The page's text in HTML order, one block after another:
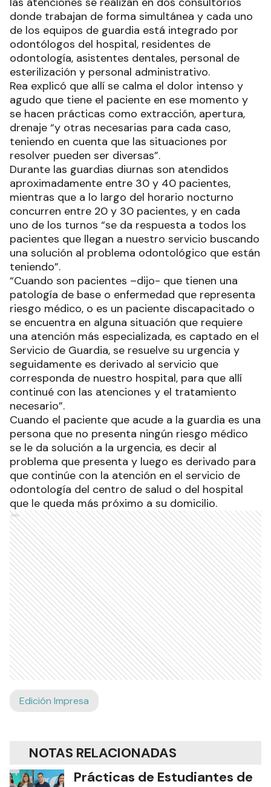
donde trabajan de forma simultánea y cada uno
de los equipos de guardia está integrado por
odontólogos del hospital, residentes de
odontología, asistentes dentales, personal de
esterilización y personal administrativo.
Rea explicó que allí se calma el dolor intenso y
agudo que tiene el paciente en ese momento y
se hacen prácticas como extracción, apertura,
drenaje “y otras necesarias para cada caso,
teniendo en cuenta que las situaciones por
resolver pueden ser diversas”.
Durante las guardias diurnas son atendidos
aproximadamente entre 30 y 40 pacientes,
mientras que a lo largo del horario nocturno
concurren entre 20 y 30 pacientes, y en cada
uno de los turnos “se da respuesta a todos los
pacientes que llegan a nuestro servicio buscando
una solución al problema odontológico que están
teniendo”.
“Cuando son pacientes –dijo- que tienen una
patología de base o enfermedad que representa
riesgo médico, o es un paciente discapacitado o
se encuentra en alguna situación que requiere
una atención más especializada, es captado en el
Servicio de Guardia, se resuelve su urgencia y
seguidamente es derivado al servicio que
corresponda de nuestro hospital, para que allí
continué con las atenciones y el tratamiento
necesario”.
Cuando el paciente que acude a la guardia es una
persona que no presenta ningún riesgo médico
se le da solución a la urgencia, es decir al
problema que presenta y luego es derivado para
que continúe con la atención en el servicio de
odontología del centro de salud o del hospital
que le queda más próximo a su domicilio.
Ads
Edición Impresa
NOTAS RELACIONADAS
Prácticas de Estudiantes de